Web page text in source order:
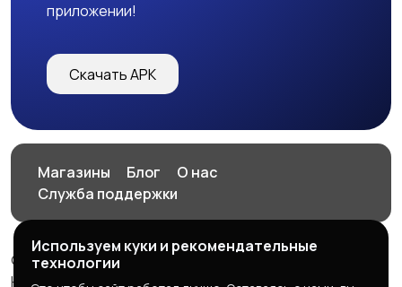
приложении!
Скачать APK
Магазины Блог
О нас
Служба поддержки
© 2026 HOP.UZ
HOP.UZ
Используем куки и рекомендательные
технологии